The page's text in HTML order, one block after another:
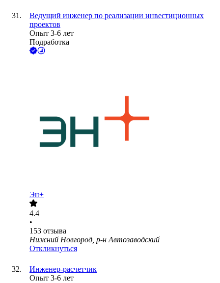
Ведущий инженер по реализации инвестиционных
проектов
Опыт 3-6 лет
Подработка
Эн+
4.4
•
153 отзыва
Нижний Новгород, р-н Автозаводский
Откликнуться
Инженер-расчетчик
Опыт 3-6 лет